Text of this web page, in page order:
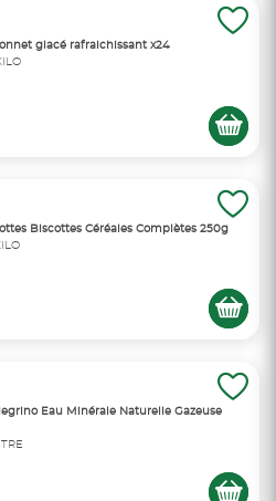
glacé rafraichissant x24
Biscottes Céréales Complètes 250g
Eau Minérale Naturelle Gazeuse